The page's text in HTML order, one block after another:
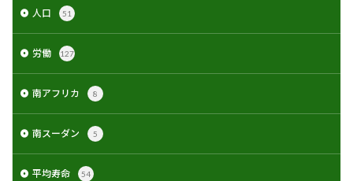
人口 51
労働 127
南アフリカ 8
南スーダン 5
平均寿命 54